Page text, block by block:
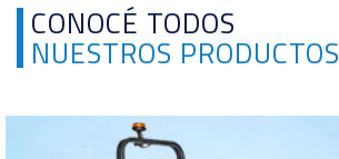
CONOCÉ TODOS
NUESTROS PRODUCTOS